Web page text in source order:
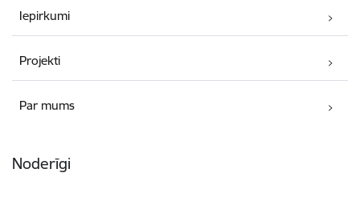
Iepirkumi
Projekti
Par mums
Noderīgi